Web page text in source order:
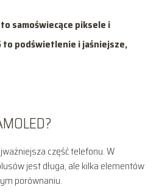
samoświecące piksele i
to podświetlenie i jaśniejsze,
część telefonu. W
jest długa, ale kilka elementów
porównaniu.